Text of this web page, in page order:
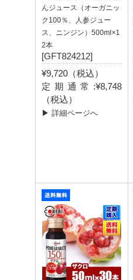
んジュース（オーガニッ
ク100％、人参ジュー
ス、ニンジン）500ml×1
2本
[GFT824212]
¥9,720（税込）
定期通常:¥8,748
（税込）
▶ 詳細ページへ